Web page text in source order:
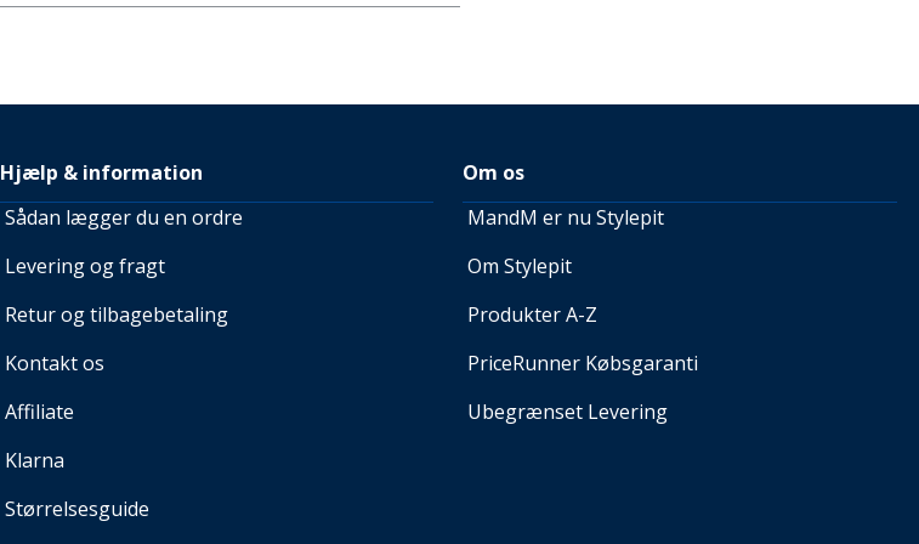
Hjælp & information
Sådan lægger du en ordre
Levering og fragt
Retur og tilbagebetaling
Kontakt os
Affiliate
Klarna
Størrelsesguide
Om os
MandM er nu Stylepit
Om Stylepit
Produkter A-Z
PriceRunner Købsgaranti
Ubegrænset Levering